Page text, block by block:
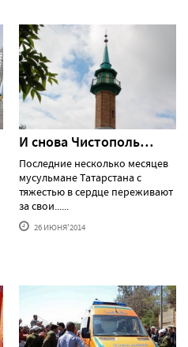
И снова Чистополь…
Последние несколько месяцев
мусульмане Татарстана с
тяжестью в сердце переживают
за свои......
26 ИЮНЯ'2014